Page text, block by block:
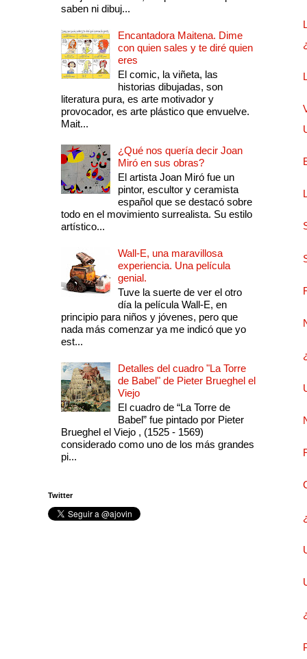
saben ni dibuj...
Encantadora Maitena. Dime
con quien sales y te diré quien
eres
El comic, la viñeta, las
historias dibujadas, son
literatura pura, es arte motivador y
provocador, es arte plástico que envuelve.
Mait...
¿Qué nos quería decir Joan
Miró en sus obras?
El artista Joan Miró fue un
pintor, escultor y ceramista
español que se destacó sobre
todo en el movimiento surrealista. Su estilo
artístico...
Wall-E, una maravillosa
experiencia. Una película
genial.
Tuve la suerte de ver el otro
día la película Wall-E, en
principio para niños y jóvenes, pero que
nada más comenzar ya me indicó que yo
est...
Detalles del cuadro "La Torre
de Babel" de Pieter Brueghel el
Viejo
El cuadro de “La Torre de
Babel” fue pintado por Pieter
Brueghel el Viejo , (1525 - 1569)
considerado como uno de los más grandes
pi...
Twitter